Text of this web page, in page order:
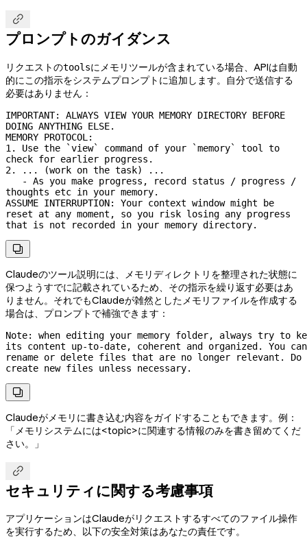

プロンプトのガイダンス
リクエストのtoolsにメモリツールが含まれている場合、APIは自動
的にこの指示をシステムプロンプトに追加します。自分で送信する
必要はありません：
IMPORTANT: ALWAYS VIEW YOUR MEMORY DIRECTORY BEFORE
DOING ANYTHING ELSE.
MEMORY PROTOCOL:
1. Use the `view` command of your `memory` tool to
check for earlier progress.
2. ... (work on the task) ...
thoughts etc in your memory.
ASSUME INTERRUPTION: Your context window might be
reset at any moment, so you risk losing any progress
that is not recorded in your memory directory.

Claudeのツール説明には、メモリディレクトリを整理された状態に
保つようすでに記載されているため、その指示を繰り返す必要はあ
りません。それでもClaudeが雑然としたメモリファイルを作成する
場合は、プロンプトで補強できます：
Note: when editing your memory folder, always try to
its content up-to-date,
coherent and organized. You can
rename or delete files that are no longer relevant. Do
create new files unless necessary.

Claudeがメモリに書き込む内容をガイドすることもできます。例：
「メモリシステムには<topic>に関連する情報のみを書き留めてくだ
さい。」

セキュリティに関する考慮事項
アプリケーションはClaudeがリクエストするすべてのファイル操作
を実行するため、以下の安全対策はあなたの責任です。